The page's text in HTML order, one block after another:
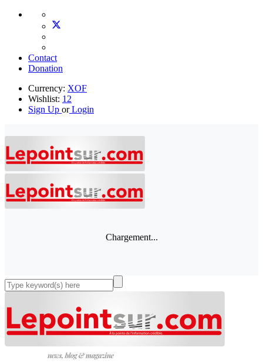
Contact
Donation
Currency: XOF
Wishlist: 12
Sign Up orLogin
Chargement...